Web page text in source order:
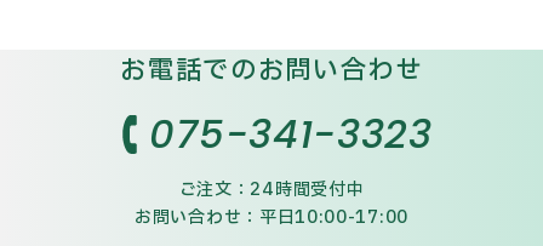
お電話でのお問い合わせ
075-341-3323
ご注文：24時間受付中
お問い合わせ：平日10:00-17:00